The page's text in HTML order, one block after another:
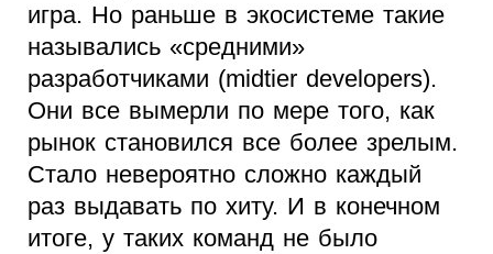
игра. Но раньше в экосистеме такие
назывались «средними»
разработчиками (midtier developers).
Они все вымерли по мере того, как
рынок становился все более зрелым.
Стало невероятно сложно каждый
раз выдавать по хиту. И в конечном
итоге, у таких команд не было